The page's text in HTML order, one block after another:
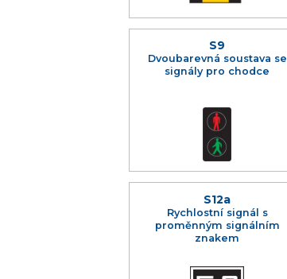
S9
Dvoubarevná soustava se
signály pro chodce
S12a
Rychlostní signál s
proměnným signálním
znakem